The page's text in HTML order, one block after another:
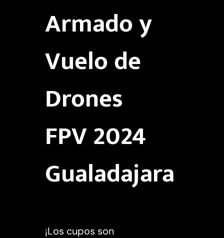
Armado y
Vuelo de
Drones
FPV 2024
Gualadajara
¡Los cupos son